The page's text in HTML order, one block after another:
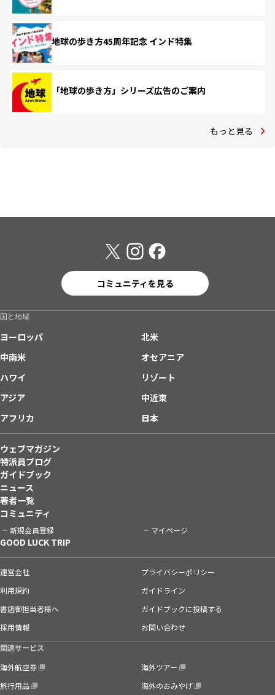
地球の歩き方45周年記念 インド特集
「地球の歩き方」シリーズ広告のご案内
もっと見る
コミュニティを見る
国と地域
ヨーロッパ
北米
中南米
オセアニア
ハワイ
リゾート
アジア
中近東
アフリカ
日本
ウェブマガジン
特派員ブログ
ガイドブック
ニュース
著者一覧
コミュニティ
新規会員登録 マイページ
GOOD LUCK TRIP
運営会社
プライバシーポリシー
利用規約
ガイドライン
書店御担当者様へ
ガイドブックに投稿する
採用情報
お問い合わせ
関連サービス
海外航空券
海外ツアー
旅行用品
海外のおみやげ